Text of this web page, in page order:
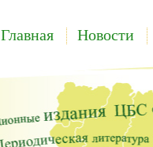
Главная Новости